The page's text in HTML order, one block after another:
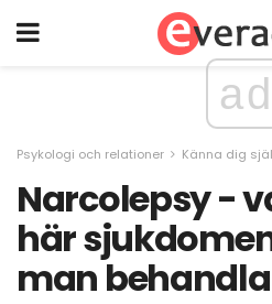
ad
Psykologi och relationer Känna dig
Narcolepsy -
här
man